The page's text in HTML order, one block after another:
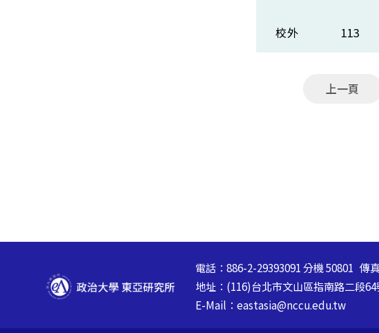
校外 113
上一頁
電話：886-2-29393091 分機 50801 傳
地址：(116)台北市文山區指南路二段
E-Mail：eastasia@nccu.edu.tw